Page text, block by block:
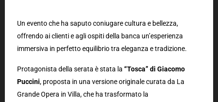
Un evento che ha saputo coniugare cultura e bellezza,
offrendo ai clienti e agli ospiti della banca un’esperienza
immersiva in perfetto equilibrio tra eleganza e tradizione.
Protagonista della serata è stata la “Tosca” di Giacomo
Puccini, proposta in una versione originale curata da La
Grande Opera in Villa, che ha trasformato la